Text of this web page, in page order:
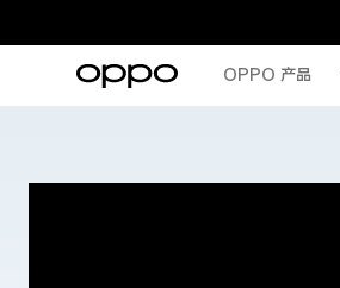
OPPO 产品